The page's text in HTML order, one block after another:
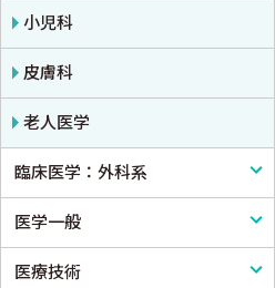
小児科
皮膚科
老人医学
臨床医学：外科系
外科学一般
脳神経外科
医学一般
医学一般・医学概論
医療技術